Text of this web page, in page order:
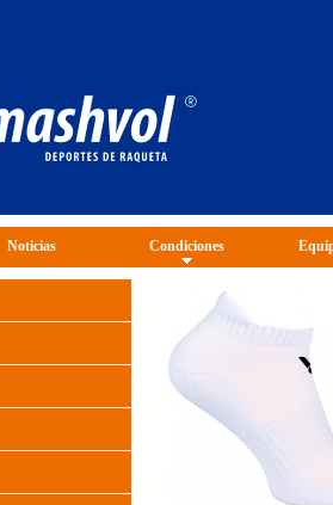
Noticias Condiciones